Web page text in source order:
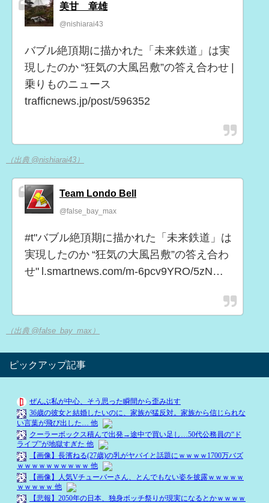
美甘 章雄
@nishiarai43
バブル絶頂期に描かれた「未来鉄道」は実
現したのか “狂気の大風呂敷”の答え合わせ |
乗りものニュース
trafficnews.jp/post/596352
（出典 @nishiarai43）
Team Londo Bell
@false_bay_max
#t"バブル絶頂期に描かれた「未来鉄道」は
実現したのか “狂気の大風呂敷”の答え合わ
せ" l.smartnews.com/m-6pcv9YRO/5zN…
（出典 @false_bay_max）
ピックアップ記事